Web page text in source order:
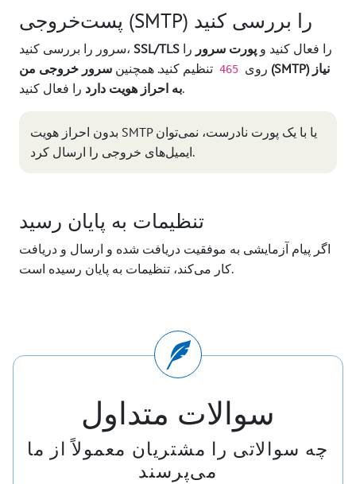
پست‌خروجی (SMTP) را بررسی کنید
سرور را بررسی کنید، SSL/TLS را فعال کنید و پورت سرور را
روی 465 تنظیم کنید. همچنین سرور خروجی من (SMTP) نیاز
به احراز هویت داردرا فعال کنید.
بدون احراز هویت SMTP یا با یک پورت نادرست، نمی‌توان
ایمیل‌های خروجی را ارسال کرد.
تنظیمات به پایان رسید
اگر پیام آزمایشی به موفقیت دریافت شده و ارسال و دریافت
کار می‌کند، تنظیمات به پایان رسیده است.
سوالات متداول
چه سوالاتی را مشتریان معمولاً از ما
می‌پرسند